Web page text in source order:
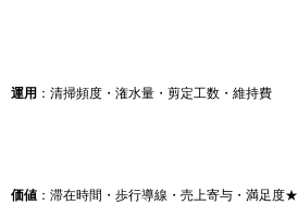
運用 ：清掃頻度・潅水量・剪定工数・維持費
価値 ：滞在時間・歩行導線・売上寄与・満足度★